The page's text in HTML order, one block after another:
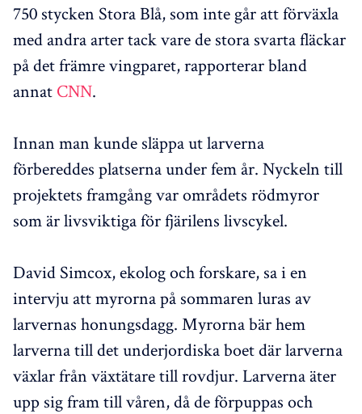
750 stycken Stora Blå, som inte går att förväxla
med andra arter tack vare de stora svarta fläckar
på det främre vingparet, rapporterar bland
annat CNN.
Innan man kunde släppa ut larverna
förbereddes platserna under fem år. Nyckeln till
projektets framgång var områdets rödmyror
som är livsviktiga för fjärilens livscykel.
David Simcox, ekolog och forskare, sa i en
intervju att myrorna på sommaren luras av
larvernas honungsdagg. Myrorna bär hem
larverna till det underjordiska boet där larverna
växlar från växtätare till rovdjur. Larverna äter
upp sig fram till våren, då de förpuppas och